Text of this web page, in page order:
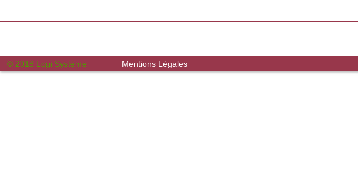
© 2018 Logi Système Mentions Légales